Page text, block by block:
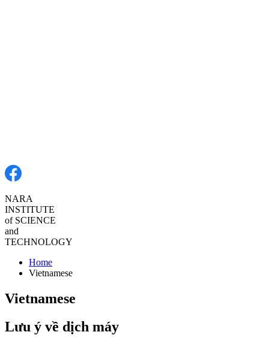
NARA
INSTITUTE
of
SCIENCE
and
Home
Lưu ý về dịch máy